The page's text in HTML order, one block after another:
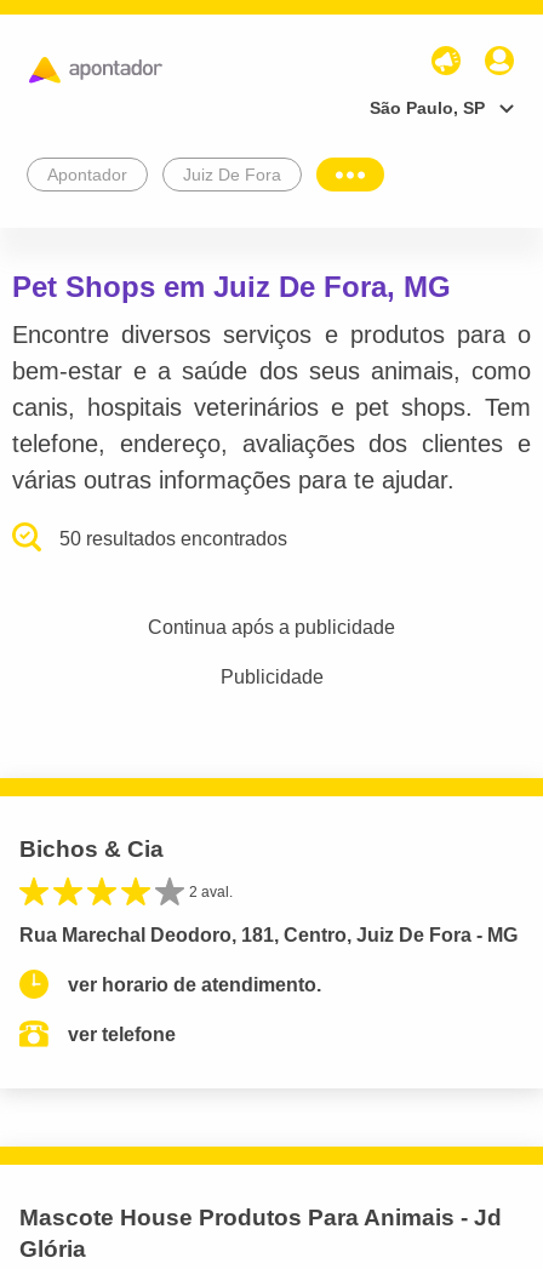
São Paulo, SP
Apontador Juiz De Fora
Pet Shops em Juiz De Fora, MG
Encontre diversos serviços e produtos para o
bem-estar e a saúde dos seus animais, como
canis, hospitais veterinários e pet shops. Tem
telefone, endereço, avaliações dos clientes e
várias outras informações para te ajudar.
50 resultados encontrados
Continua após a publicidade
Publicidade
Bichos & Cia
2 aval.
Rua Marechal Deodoro, 181, Centro, Juiz De Fora - MG
ver horario de atendimento.
ver telefone
Mascote House Produtos Para Animais - Jd
Glória